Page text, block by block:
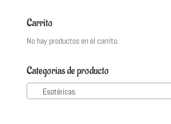
Carrito
No hay productos en el carrito.
Categorías de producto
Esotéricas